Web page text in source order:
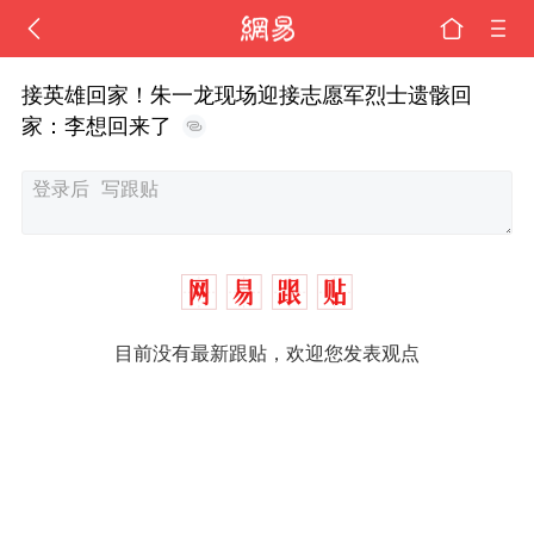
接英雄回家！朱一龙现场迎接志愿军烈士遗骸回
家：李想回来了
目前没有最新跟贴，欢迎您发表观点